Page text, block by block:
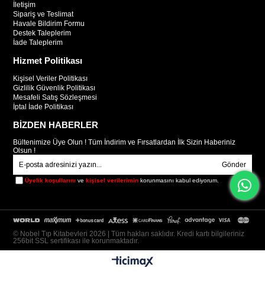
İletişim
Sipariş ve Teslimat
Havale Bildirim Formu
Destek Taleplerim
İade Taleplerim
Hizmet Politikası
Kişisel Veriler Politikası
Gizlilik Güvenlik Politikası
Mesafeli Satış Sözleşmesi
İptal İade Politikası
BİZDEN HABERLER
Bültenimize Üye Olun ! Tüm İndirim ve Fırsatlardan İlk Sizin Haberiniz
Olsun !
Gönder
Üyelik koşullarını vekişisel verilerimin korunmasını kabul ediyorum.
© Nobel Tıp Kitabevleri 2026 | Tüm hakları saklıdır. Kredi kartı bilgileriniz
256bit SSL sertifikası ile korunmaktadır.